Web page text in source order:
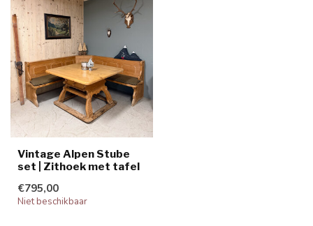
Vintage Alpen Stube
set | Zithoek met tafel
€795,00
Niet beschikbaar